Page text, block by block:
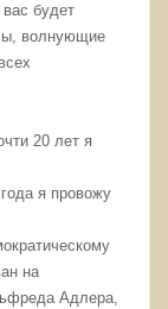
будет
волнующие
20 лет я
я провожу
на
Адлера,